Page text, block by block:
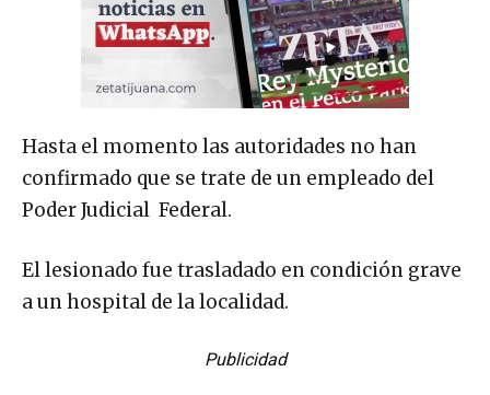
Hasta el momento las autoridades no han
confirmado que se trate de un empleado del
Poder Judicial Federal.
El lesionado fue trasladado en condición grave
a un hospital de la localidad.
Publicidad